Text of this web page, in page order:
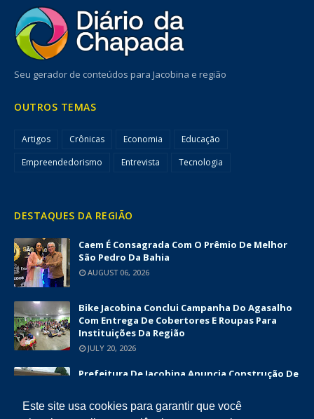
Este site usa cookies para garantir que você
Seu gerador de conteúdos para Jacobina e região
OUTROS TEMAS
Artigos Crônicas Economia
Educação
Empreendedorismo
Entrevista Tecnologia
DESTAQUES DA REGIÃO
Caem É Consagrada Com O Prêmio De Melhor
São Pedro Da Bahia
AUGUST 06, 2026
Bike Jacobina Conclui Campanha Do Agasalho
Com Entrega De Cobertores E Roupas Para
Instituições Da Região
JULY 20, 2026
Prefeitura De Jacobina Anuncia Construção De
Superior A R$ 1,7 Milhão
JUNE 12, 2026